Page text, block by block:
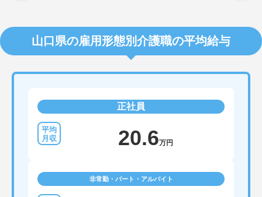
山口県の雇用形態別介護職の平均給与
正社員
20.6万円
非常勤・パート・アルバイト